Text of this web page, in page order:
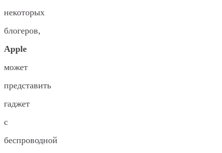
некоторых
блогеров,
Apple
может
представить
гаджет
с
беспроводной